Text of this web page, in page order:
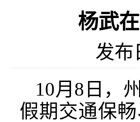
杨武
发布
10月8日，
假期交通保